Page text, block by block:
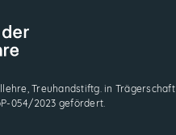
Treuhandstiftg. in Trägerschaft
054/2023 gefördert.